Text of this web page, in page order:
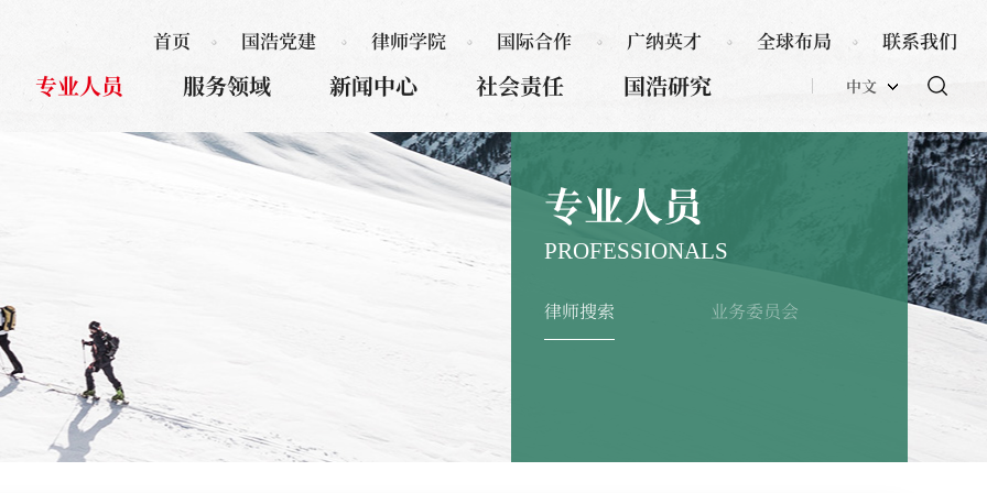
专业人员 服务领域 新闻中心 社会责任 国浩研究 中文
首页 国浩党建 律师学院 国际合作 广纳英才 全球布局 联系我们
专业人员
PROFESSIONALS
律师搜索 业务委员会